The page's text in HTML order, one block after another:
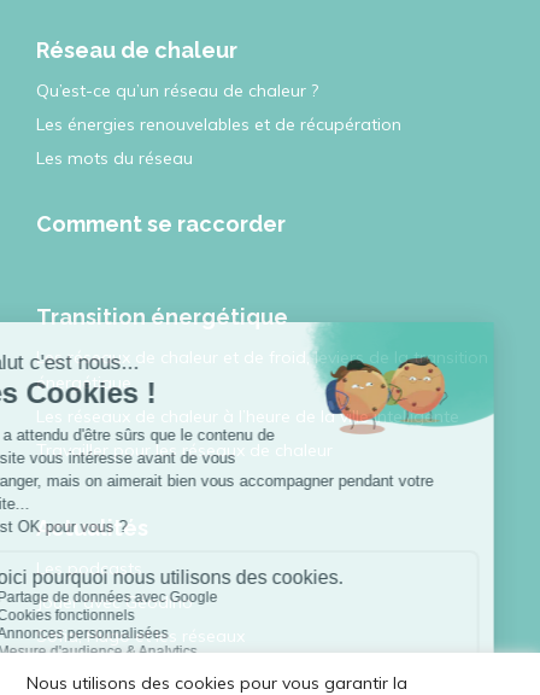
Réseau de chaleur
Qu’est-ce qu’un réseau de chaleur ?
Les énergies renouvelables et de récupération
Les mots du réseau
Comment se raccorder
Transition énergétique
Les réseaux de chaleur et de froid, leviers de la transition
énergétique
Les réseaux de chaleur à l’heure de la ville intelligente
Travailler pour les réseaux de chaleur
Actualités
Les podcasts
Jouer avec Géodino
Sofia, Hugo et les réseaux
Nous utilisons des cookies pour vous garantir la